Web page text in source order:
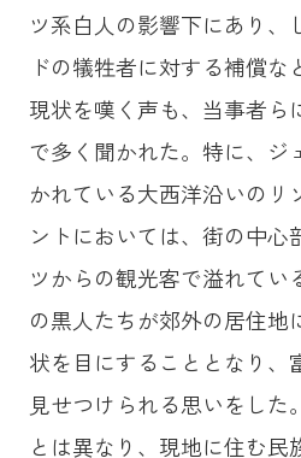
ツ系白人の影響下にあり、
ドの犠牲者に対する補償な
現状を嘆く声も、当事者ら
で多く聞かれた。特に、ジ
かれている大西洋沿いのリ
ントにおいては、街の中心
ツからの観光客で溢れてい
の黒人たちが郊外の居住地
状を目にすることとなり、
見せつけられる思いをし
とは異なり、現地に住む民